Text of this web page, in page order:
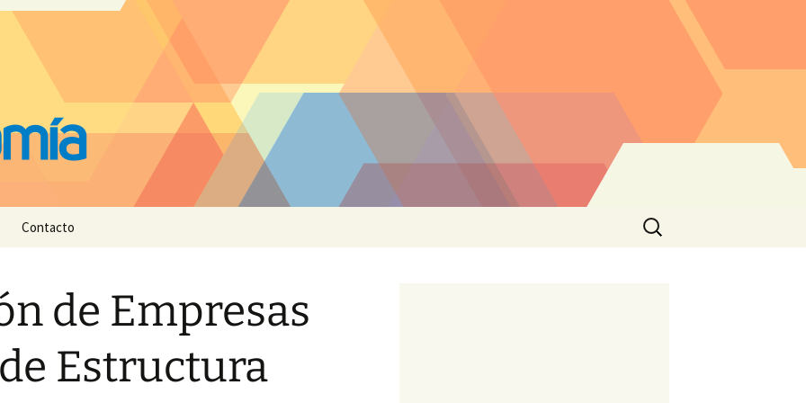
Contacto
Buscar:
de Empresas
Estructura